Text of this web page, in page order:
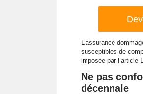
L’assurance
susceptibles de
imposée par l’article
Ne pas
décennale